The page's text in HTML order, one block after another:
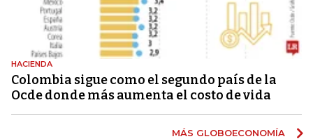
HACIENDA
Colombia sigue como el segundo país de la
Ocde donde más aumenta el costo de vida
MÁS GLOBOECONOMÍA